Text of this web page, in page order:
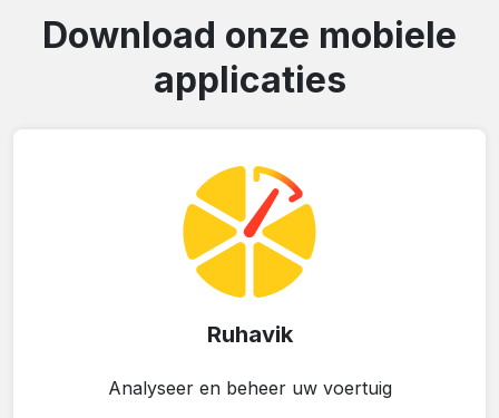
Download onze mobiele
applicaties
Ruhavik
Analyseer en beheer uw voertuig